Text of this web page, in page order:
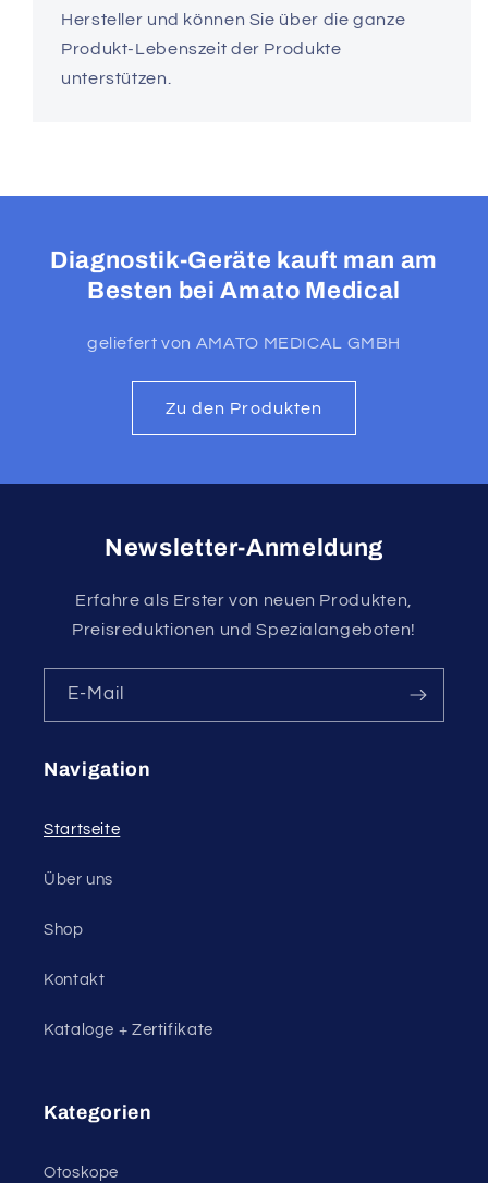
Hersteller und können Sie über die ganze
Produkt-Lebenszeit der Produkte
unterstützen.
Diagnostik-Geräte kauft man am
Besten bei Amato Medical
geliefert von AMATO MEDICAL GMBH
Zu den Produkten
Newsletter-Anmeldung
Erfahre als Erster von neuen Produkten,
Preisreduktionen und Spezialangeboten!
E-Mail
Navigation
Startseite
Über uns
Shop
Kontakt
Kataloge + Zertifikate
Kategorien
Otoskope